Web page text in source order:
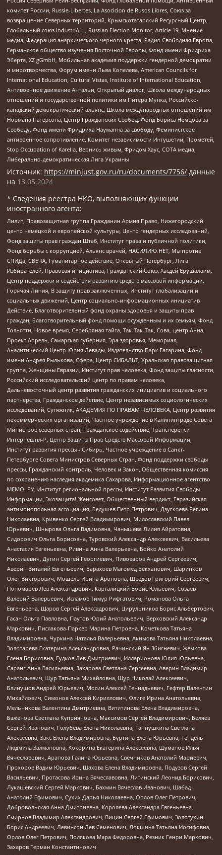
комитет России, Russie-Libertes, La Asocicion de Rusos Libres, Союз за
возвращение Северных территорий, Крымскотатарский Ресурсный Центр,
Глобальный союз IndustriALL, Russian Election Monitor, Article 19, Мнение
медиа, Федерация анархического черного креста, Радио Свободная Европа,
Германское общество изучения Восточной Европы, Фонд имени Фридриха
Эберта, XZ gGmbH, Мобильная академия поддержки гендерной демократии
и миротворчества, Форум имени Льва Копелева, American Councils for
International Education, Cultural Vistas, Institute of International Education,
Антивоенное движение Антальи, Открытый диалог, Школа международных
отношений и государственной политики им Питера Мунка, Российско-
канадский демократический альянс, Школа международных отношений им
Нормана Патерсона, Центр Гражданских Свобод, Фонд Бориса Немцова за
Свободу, Фонд имени Фридриха Науманна за свободу, Феминистское
антивоенное сопротивление, Комитет независимости Ингушетии, Прометей,
Stop Occupation of Karelia, Вернись живым, Фридом Хаус, СОТА медиа,
Либерально-демократическая Лига Украины
Источник: https://minjust.gov.ru/ru/documents/7756/ данные
на 13.05.2024
* Сведения реестра НКО, выполняющих функции
иностранного агента:
Лилит, Правозащитная группа Гражданин.Армия.Право, Нижегородский
центр немецкой и европейской культуры, Центр гендерных исследований,
Фонд защиты прав граждан Штаб, Институт права и публичной политики,
Фонд борьбы с коррупцией, Альянс врачей, НАСИЛИЮ.НЕТ, Мы против
СПИДа, СВЕЧА, Гуманитарное действие, Открытый Петербург, Лига
Избирателей, Правовая инициатива, Гражданский Союз, Хасдей Ерушалаим,
Центр поддержки и содействия развитию средств массовой информации,
Горячая Линия, В защиту прав заключенных, Институт глобализации и
социальных движений, Центр социально-информационных инициатив
Действие, Благотворительный фонд охраны здоровья и защиты прав
граждан, Благотворительный фонд помощи осужденным и их семьям, Фонд
Тольятти, Новое время, Серебряная тайга, Так-Так-Так, Сова, центр Анна,
Проект Апрель, Самарская губерния, Эра здоровья, Мемориал,
Аналитический Центр Юрия Левады, Издательство Парк Гагарина, Фонд
имени Андрея Рылькова, Сфера, Центр СИБАЛЬТ, Уральская правозащитная
группа, Женщины Евразии, Институт прав человека, Фонд защиты гласности,
Российский исследовательский центр по правам человека,
Дальневосточный центр развития гражданских инициатив и социального
партнерства, Гражданское действие, Центр независимых социологических
исследований, Сутяжник, АКАДЕМИЯ ПО ПРАВАМ ЧЕЛОВЕКА, Центр развития
некоммерческих организаций, Частное учреждение в Калининграде Совета
Министров северных стран, Гражданское содействие, Трансперенси
Интернешнл-Р, Центр Защиты Прав Средств Массовой Информации,
Институт развития прессы - Сибирь, Частное учреждение в Санкт-
Петербурге Совета Министров Северных Стран, Фонд поддержки свободы
прессы, Гражданский контроль, Человек и Закон, Общественная комиссия
по сохранению наследия академика Сахарова, Информационное агентство
МЕМО. РУ, Институт региональной прессы, Институт Развития Свободы
Информации, Экозащита!-Женсовет, Общественный вердикт, Евразийская
антимонопольная ассоциация, Бедушев Петр Петрович, Дзугкоева Регина
Николаевна, Кривенко Сергей Владимирович, Милославский Павел
Юрьевич, Шнырова Ольга Вадимовна, Чанышева Лилия Айратовна,
Сидорович Ольга Борисовна, Туровский Александр Алексеевич, Васильева
Анастасия Евгеньевна, Ривина Анна Валерьевна, Бойко Анатолий
Николаевич, Дугин Сергей Георгиевич, Пивоваров Андрей Сергеевич,
Аверин Виталий Евгеньевич, Барахоев Магомед Бекханович, Шарипков
Олег Викторович, Мошель Ирина Ароновна, Шведов Григорий Сергеевич,
Пономарев Лев Александрович, Каргалицкий Борис Юльевич, Созаев
Валерий Валерьевич, Исламов Тимур Рифгатович, Романова Ольга
Евгеньевна, Щаров Сергей Алексадрович, Цирульников Борис Альбертович,
Гасан Ольга Павловна, Паутов Юрий Анатольевич, Верховский Александр
Маркович, Пислакова-Паркер Марина Петровна, Кочеткова Татьяна
Владимировна, Чуркина Наталья Валерьевна, Акимова Татьяна Николаевна,
Золотарева Екатерина Александровна, Рачинский Ян Збигневич, Жемкова
Елена Борисовна, Гудков Лев Дмитриевич, Илларионова Юлия Юрьевна,
Саранг Анна Васильевна, Захарова Светлана Сергеевна, Аверин Владимир
Анатольевич, Щур Татьяна Михайловна, Щур Николай Алексеевич,
Блинушов Андрей Юрьевич, Мосин Алексей Геннадьевич, Гефтер Валентин
Михайлович, Симонов Алексей Кириллович, Флиге Ирина Анатольевна,
Мельникова Валентина Дмитриевна, Вититинова Елена Владимировна,
Баженова Светлана Куприяновна, Максимов Сергей Владимирович, Беляев
Сергей Иванович, Голубева Елена Николаевна, Ганнушкина Светлана
Алексеевна, Закс Елена Владимировна, Буртина Елена Юрьевна, Гендель
Людмила Залмановна, Кокорина Екатерина Алексеевна, Шуманов Илья
Вячеславович, Арапова Галина Юрьевна, Свечников Анатолий Мариевич,
Прохоров Вадим Юрьевич, Шахова Елена Владимировна, Подузов Сергей
Васильевич, Протасова Ирина Вячеславовна, Литинский Леонид Борисович,
Лукашевский Сергей Маркович, Бахмин Вячеслав Иванович, Шабад
Анатолий Ефимович, Сухих Дарья Николаевна, Орлов Олег Петрович,
Добровольская Анна Дмитриевна, Королева Александра Евгеньевна,
Смирнов Владимир Александрович, Вицин Сергей Ефимович, Золотухин
Борис Андреевич, Левинсон Лев Семенович, Локшина Татьяна Иосифовна,
Орлов Олег Петрович, Полякова Мара Федоровна, Резник Генри Маркович,
Захаров Герман Константинович